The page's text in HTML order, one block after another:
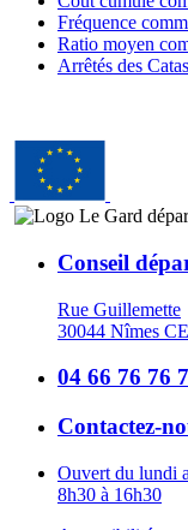
Fréquence
Ratio moyen
Arrêtés des
Conseil
Rue Guillemette
30044 Nîmes
04 66 76 76
Contactez-
Ouvert du lundi
8h30 à 16h30